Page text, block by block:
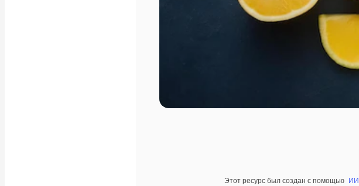
Этот ресурс был создан с помощью ИИ